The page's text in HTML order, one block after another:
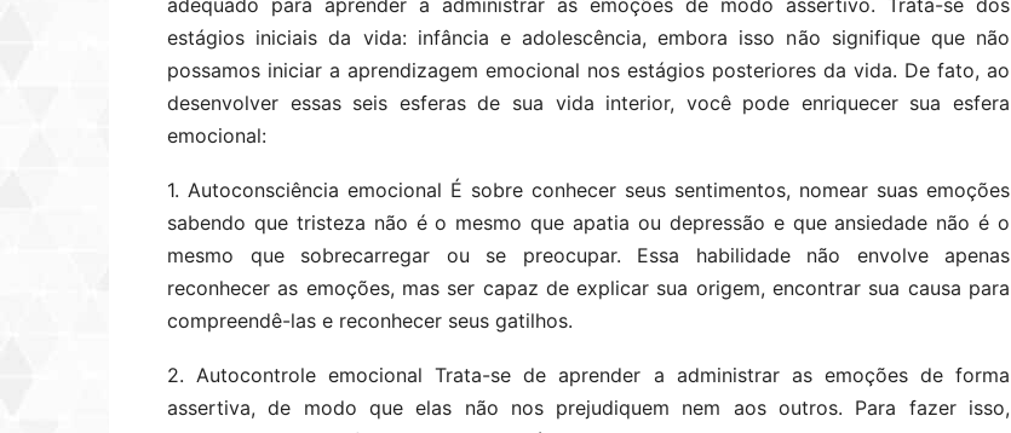
adequado para aprender a administrar as emoções de modo assertivo. Trata-se dos
estágios iniciais da vida: infância e adolescência, embora isso não signifique que não
possamos iniciar a aprendizagem emocional nos estágios posteriores da vida. De fato, ao
desenvolver essas seis esferas de sua vida interior, você pode enriquecer sua esfera
emocional:
1. Autoconsciência emocional É sobre conhecer seus sentimentos, nomear suas emoções
sabendo que tristeza não é o mesmo que apatia ou depressão e que ansiedade não é o
mesmo que sobrecarregar ou se preocupar. Essa habilidade não envolve apenas
reconhecer as emoções, mas ser capaz de explicar sua origem, encontrar sua causa para
compreendê-las e reconhecer seus gatilhos.
2. Autocontrole emocional Trata-se de aprender a administrar as emoções de forma
assertiva, de modo que elas não nos prejudiquem nem aos outros. Para fazer isso,